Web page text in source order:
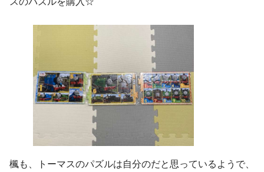
楓も、トーマスのパズルは自分のだと思っているようで、